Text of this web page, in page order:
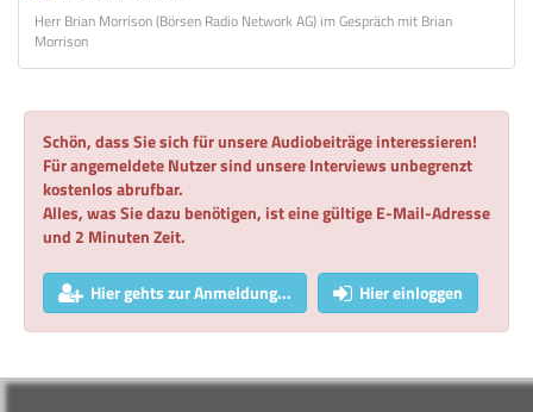
Herr Brian Morrison (Börsen Radio Network AG) im Gespräch mit Brian
Morrison
Schön, dass Sie sich für unsere Audiobeiträge interessieren!
Für angemeldete Nutzer sind unsere Interviews unbegrenzt
kostenlos abrufbar.
Alles, was Sie dazu benötigen, ist eine gültige E-Mail-Adresse
und 2 Minuten Zeit.
Hier gehts zur Anmeldung... Hier einloggen
Die Themen: GPC Biotechs vorläufige Ergebnisse übertreffen alle